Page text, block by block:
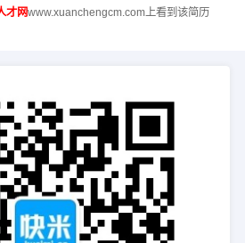
才网www.xuanchengcm.com上看到该简历